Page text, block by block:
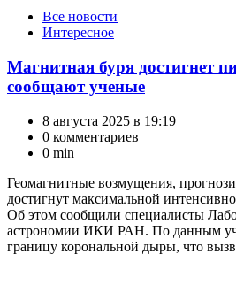
КатегорииВсе новости
Интересное
Магнитная буря достигнет
сообщают ученые
8 августа 2025 в 19:19
0 комментариев
0 min
Геомагнитные возмущения,
достигнут максимальной
Об этом сообщили специалисты
астрономии ИКИ РАН. По данным
границу корональной дыры, что